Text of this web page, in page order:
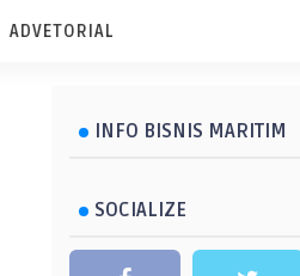
ADVETORIAL
INFO BISNIS MARITIM
SOCIALIZE